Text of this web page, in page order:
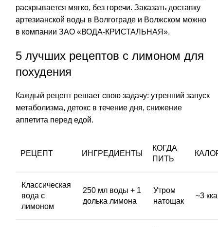
раскрывается мягко, без горечи. Заказать доставку
артезианской воды в Волгограде и Волжском можно
в компании ЗАО «ВОДА-КРИСТАЛЬНАЯ».
5 лучших рецептов с лимоном для
похудения
Каждый рецепт решает свою задачу: утренний запуск
метаболизма, детокс в течение дня, снижение
аппетита перед едой.
РЕЦЕПТ ИНГРЕДИЕНТЫ
КОГДА
ПИТЬ
Классическая
вода с
лимоном
250 мл воды + 1
долька лимона
Утром
натощак
~3